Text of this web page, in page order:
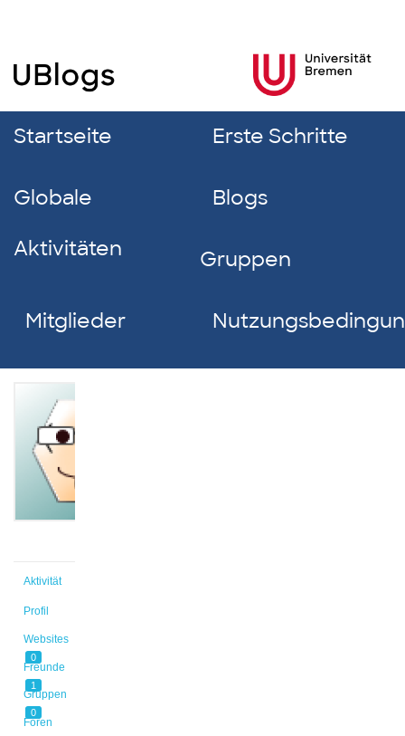
Startseite Erste Schritte
Globale
Aktivitäten
Blogs
Gruppen
Mitglieder
Aktivität
Profil
Websites
0
Freunde
1
Gruppen
0
Foren